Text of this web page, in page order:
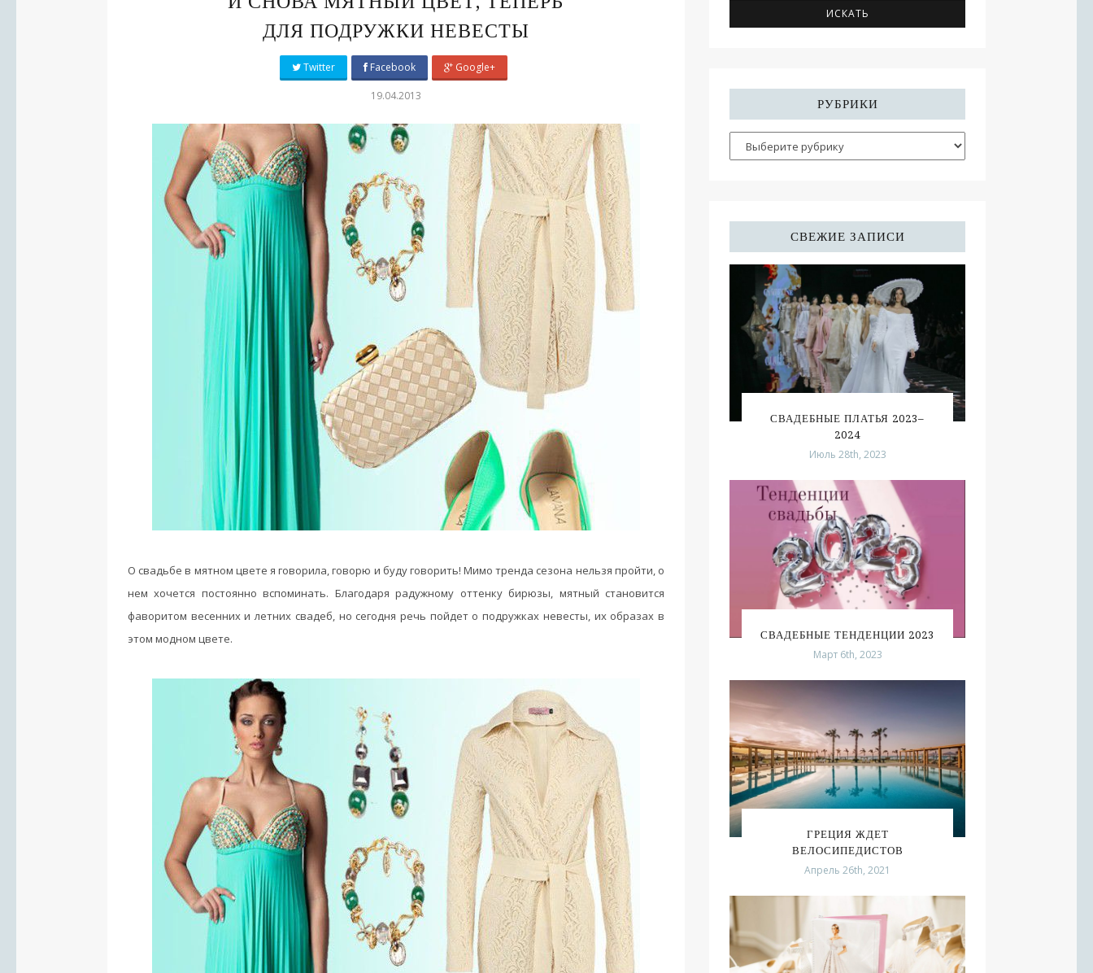
ДЛЯ ПОДРУЖКИ НЕВЕСТЫ
Twitter Facebook Google+
19.04.2013
О свадьбе в мятном цвете я говорила, говорю и буду говорить! Мимо тренда сезона нельзя пройти, о
нем хочется постоянно вспоминать. Благодаря радужному оттенку бирюзы, мятный становится
фаворитом весенних и летних свадеб, но сегодня речь пойдет о подружках невесты, их образах в
этом модном цвете.
РУБРИКИ
СВЕЖИЕ ЗАПИСИ
СВАДЕБНЫЕ ПЛАТЬЯ 2023–
2024
Июль 28th, 2023
СВАДЕБНЫЕ ТЕНДЕНЦИИ 2023
Март 6th, 2023
ГРЕЦИЯ ЖДЕТ
ВЕЛОСИПЕДИСТОВ
Апрель 26th, 2021